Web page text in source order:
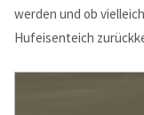
werden und ob
Hufeisenteich